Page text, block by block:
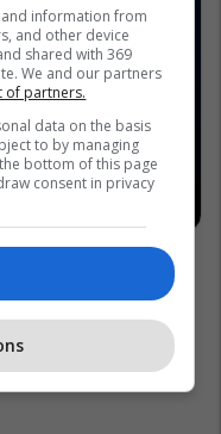
information from
and other device
shared with 369
We and our partners
of partners.
data on the basis
to by managing
bottom of this page
consent in privacy